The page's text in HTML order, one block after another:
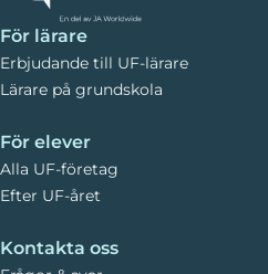
För lärare
Erbjudande till UF-lärare
Lärare på grundskola
För elever
Alla UF-företag
Efter UF-året
Kontakta oss